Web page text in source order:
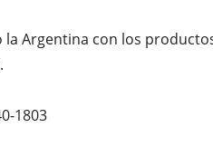
la Argentina con los
1803